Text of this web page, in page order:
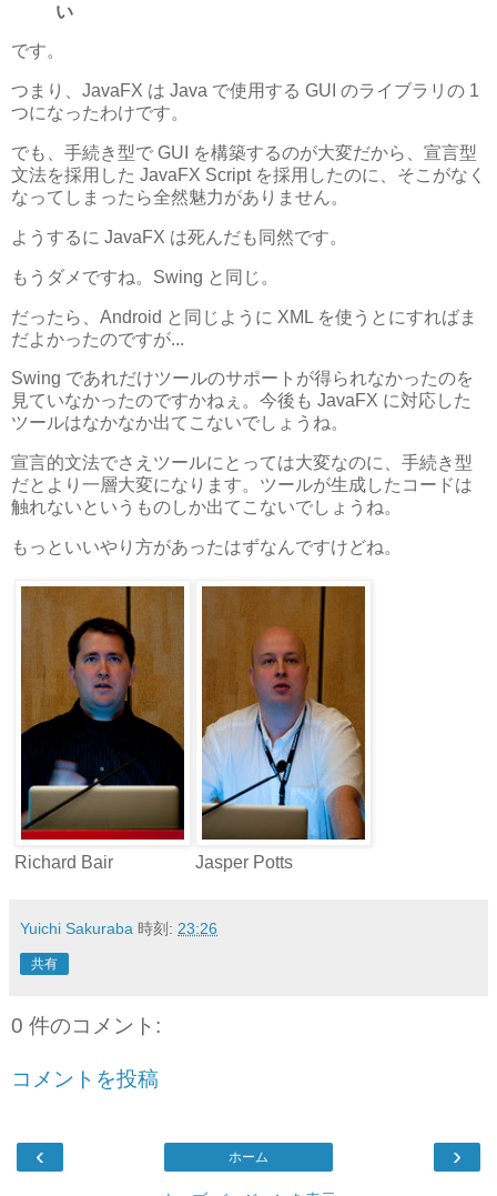
い
です。
つまり、JavaFX は Java で使用する GUI のライブラリの 1
つになったわけです。
でも、手続き型で GUI を構築するのが大変だから、宣言型
文法を採用した JavaFX Script を採用したのに、そこがなく
なってしまったら全然魅力がありません。
ようするに JavaFX は死んだも同然です。
もうダメですね。Swing と同じ。
だったら、Android と同じように XML を使うとにすればま
だよかったのですが...
Swing であれだけツールのサポートが得られなかったのを
見ていなかったのですかねぇ。今後も JavaFX に対応した
ツールはなかなか出てこないでしょうね。
宣言的文法でさえツールにとっては大変なのに、手続き型
だとより一層大変になります。ツールが生成したコードは
触れないというものしか出てこないでしょうね。
もっといいやり方があったはずなんですけどね。
Richard Bair Jasper Potts
Yuichi Sakuraba 時刻: 23:26
共有
0 件のコメント:
コメントを投稿
‹ ›
ホーム